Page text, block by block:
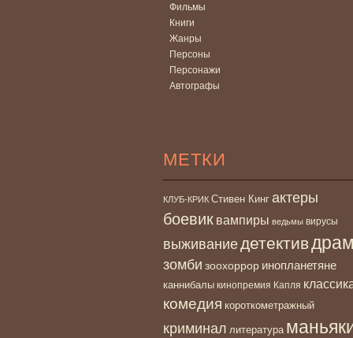
Фильмы
Книги
Жанры
Персоны
Персонажи
Автографы
МЕТКИ
КЛУБ-КРИК Стивен Кинг актеры
боевик вампиры ведьмы вирусы
выживаниедетектив
зомби зоохоррор инопланетяне
каннибалы кинопремия Капля
комедия короткометражный
криминал литература